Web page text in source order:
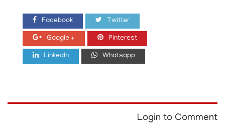
Facebook Twitter
Google + Pinterest
LinkedIn Whatsapp
Login to Comment